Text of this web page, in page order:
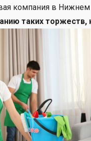
компания в
таких торжеств,